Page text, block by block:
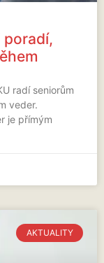
poradí,
radí seniorům
veder.
je přímým
AKTUALITY